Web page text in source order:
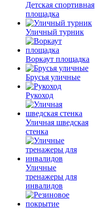
Детская спортивная
площадка
Уличный турник
Воркаут площадка
Брусья уличные
Рукоход
Уличная шведская
стенка
Уличные
тренажеры для
инвалидов